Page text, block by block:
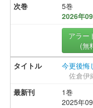
5巻
2026年
アラー
(無
今更後悔
佐倉伊
1巻
2025年